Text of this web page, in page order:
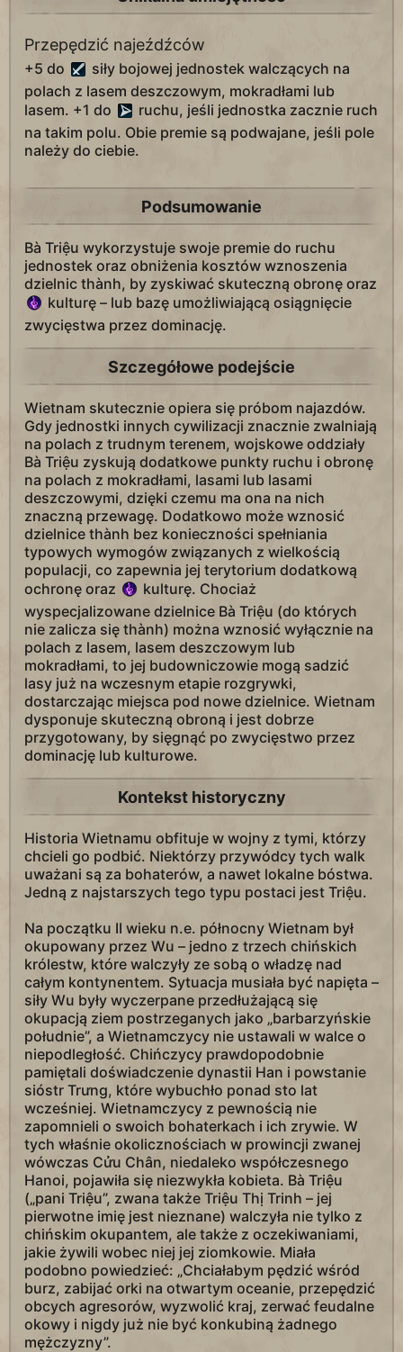
Przepędzić najeźdźców
+5 do
siły bojowej jednostek walczących na
polach z lasem deszczowym, mokradłami lub
lasem. +1 do
ruchu, jeśli jednostka zacznie ruch
na takim polu. Obie premie są podwajane, jeśli pole
należy do ciebie.
Podsumowanie
Bà Triệu wykorzystuje swoje premie do ruchu
jednostek oraz obniżenia kosztów wznoszenia
dzielnic thành, by zyskiwać skuteczną obronę oraz
kulturę – lub bazę umożliwiającą osiągnięcie
zwycięstwa przez dominację.
Szczegółowe podejście
Wietnam skutecznie opiera się próbom najazdów.
Gdy jednostki innych cywilizacji znacznie zwalniają
na polach z trudnym terenem, wojskowe oddziały
Bà Triệu zyskują dodatkowe punkty ruchu i obronę
na polach z mokradłami, lasami lub lasami
deszczowymi, dzięki czemu ma ona na nich
znaczną przewagę. Dodatkowo może wznosić
dzielnice thành bez konieczności spełniania
typowych wymogów związanych z wielkością
populacji, co zapewnia jej terytorium dodatkową
ochronę oraz
kulturę. Chociaż
wyspecjalizowane dzielnice Bà Triệu (do których
nie zalicza się thành) można wznosić wyłącznie na
polach z lasem, lasem deszczowym lub
mokradłami, to jej budowniczowie mogą sadzić
lasy już na wczesnym etapie rozgrywki,
dostarczając miejsca pod nowe dzielnice. Wietnam
dysponuje skuteczną obroną i jest dobrze
przygotowany, by sięgnąć po zwycięstwo przez
dominację lub kulturowe.
Kontekst historyczny
Historia Wietnamu obfituje w wojny z tymi, którzy
chcieli go podbić. Niektórzy przywódcy tych walk
uważani są za bohaterów, a nawet lokalne bóstwa.
Jedną z najstarszych tego typu postaci jest Triệu.
Na początku II wieku n.e. północny Wietnam był
okupowany przez Wu – jedno z trzech chińskich
królestw, które walczyły ze sobą o władzę nad
całym kontynentem. Sytuacja musiała być napięta –
siły Wu były wyczerpane przedłużającą się
okupacją ziem postrzeganych jako „barbarzyńskie
południe”, a Wietnamczycy nie ustawali w walce o
niepodległość. Chińczycy prawdopodobnie
pamiętali doświadczenie dynastii Han i powstanie
sióstr Trưng, które wybuchło ponad sto lat
wcześniej. Wietnamczycy z pewnością nie
zapomnieli o swoich bohaterkach i ich zrywie. W
tych właśnie okolicznościach w prowincji zwanej
wówczas Cửu Chân, niedaleko współczesnego
Hanoi, pojawiła się niezwykła kobieta. Bà Triệu
(„pani Triệu”, zwana także Triệu Thị Trinh – jej
pierwotne imię jest nieznane) walczyła nie tylko z
chińskim okupantem, ale także z oczekiwaniami,
jakie żywili wobec niej jej ziomkowie. Miała
podobno powiedzieć: „Chciałabym pędzić wśród
burz, zabijać orki na otwartym oceanie, przepędzić
obcych agresorów, wyzwolić kraj, zerwać feudalne
okowy i nigdy już nie być konkubiną żadnego
mężczyzny”.